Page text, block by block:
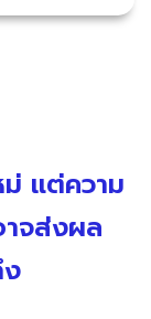
ม่ แต่ความ
จส่งผล